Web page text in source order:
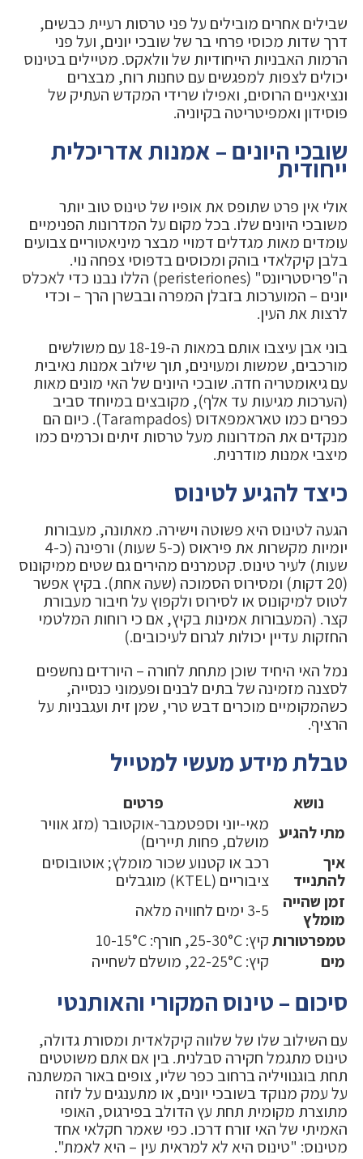
שבילים אחרים מובילים על פני טרסות רעיית כבשים,
דרך שדות מכוסי פרחי בר של שובכי יונים, ועל פני
הרמות האבניות הייחודיות של וולאקס. מטיילים בטינוס
יכולים לצפות למפגשים עם טחנות רוח, מבצרים
ונציאניים הרוסים, ואפילו שרידי המקדש העתיק של
פוסידון ואמפיטריטה בקיוניה.
שובכי היונים – אמנות אדריכלית
ייחודית
אולי אין פרט שתופס את אופיו של טינוס טוב יותר
משובכי היונים שלו. בכל מקום על המדרונות הפנימיים
עומדים מאות מגדלים דמויי מבצר מיניאטוריים צבועים
בלבן קיקלאדי בוהק ומכוסים בדפוסי צפחה נוי.
ה"פריסטריונס" (peristeriones) הללו נבנו כדי לאכלס
יונים – המוערכות בזבלן המפרה ובבשרן הרך – וכדי
לרצות את העין.
בוני אבן עיצבו אותם במאות ה-18-19 עם משולשים
מורכבים, שמשות ומעוינים, תוך שילוב אמנות נאיבית
עם גיאומטריה חדה. שובכי היונים של האי מונים מאות
(הערכות מגיעות עד אלף), מקובצים במיוחד סביב
כפרים כמו טאראמפאדוס (Tarampados). כיום הם
מנקדים את המדרונות מעל טרסות זיתים וכרמים כמו
מיצבי אמנות מודרנית.
כיצד להגיע לטינוס
הגעה לטינוס היא פשוטה וישירה. מאתונה, מעבורות
יומיות מקשרות את פיראוס (כ-5 שעות) ורפינה (כ-4
שעות) לעיר טינוס. קטמרנים מהירים גם שטים ממיקונוס
(20 דקות) ומסירוס הסמוכה (שעה אחת). בקיץ אפשר
לטוס למיקונוס או לסירוס ולקפוץ על חיבור מעבורת
קצר. (המעבורות אמינות בקיץ, אם כי רוחות המלטמי
החזקות עדיין יכולות לגרום לעיכובים.)
נמל האי היחיד שוכן מתחת לחורה – היורדים נחשפים
לסצנה מזמינה של בתים לבנים ופעמוני כנסייה,
כשהמקומיים מוכרים דבש טרי, שמן זית ועגבניות על
הרציף.
טבלת מידע מעשי למטייל
נושא
פרטים
מתי להגיע מאי-יוני וספטמבר-אוקטובר (מזג אוויר
מושלם, פחות תיירים)
איך
להתנייד
רכב או קטנוע שכור מומלץ; אוטובוסים
ציבוריים (KTEL) מוגבלים
זמן שהייה
מומלץ
3-5 ימים לחוויה מלאה
טמפרטורותקיץ: 25-30°C, חורף: 10-15°C
מים
קיץ: 22-25°C, מושלם לשחייה
סיכום – טינוס המקורי והאותנטי
עם השילוב שלו של שלווה קיקלאדית ומסורת גדולה,
טינוס מתגמל חקירה סבלנית. בין אם אתם משוטטים
תחת בוגנוויליה ברחוב כפר שליו, צופים באור המשתנה
על עמק מנוקד בשובכי יונים, או מתענגים על לוזה
מתוצרת מקומית תחת עץ הדולב בפירגוס, האופי
האמיתי של האי זורח דרכו. כפי שאמר חקלאי אחד
מטינוס: "טינוס היא לא למראית עין – היא לאמת".